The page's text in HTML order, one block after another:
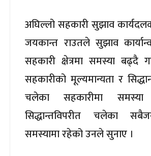
अघिल्लो सहकारी सुझाव
जयकान्त राउतले सुझाव
सहकारी क्षेत्रमा समस्या बढ्दै
सहकारीको मूल्यमान्यता र
चलेका सहकारीमा
सिद्धान्तविपरीत चलेका
समस्यामा रहेको उनले सुनाए ।